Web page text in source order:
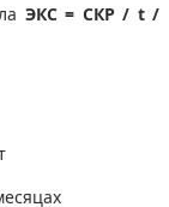
ЭКС = СКР / t /